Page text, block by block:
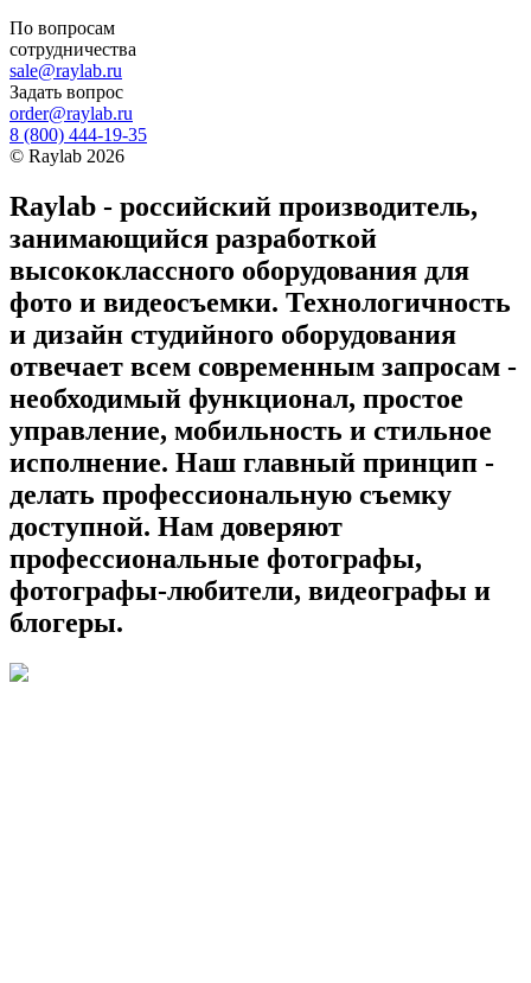
По вопросам
сотрудничества
sale@raylab.ru
Задать вопрос
order@raylab.ru
8 (800) 444-19-35
© Raylab 2026
Raylab - российский производитель,
занимающийся разработкой
высококлассного оборудования для
фото и видеосъемки. Технологичность
и дизайн студийного оборудования
отвечает всем современным запросам -
необходимый функционал, простое
управление, мобильность и стильное
исполнение. Наш главный принцип -
делать профессиональную съемку
доступной. Нам доверяют
профессиональные фотографы,
фотографы-любители, видеографы и
блогеры.